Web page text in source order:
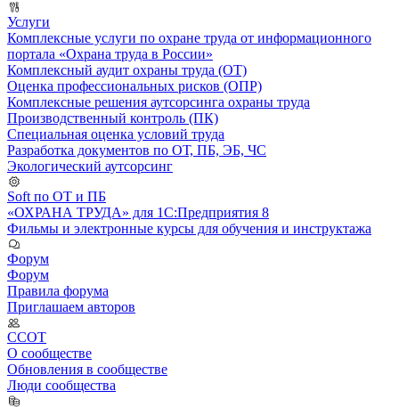
Услуги
Комплексные услуги по охране труда от информационного
портала «Охрана труда в России»
Комплексный аудит охраны труда (ОТ)
Оценка профессиональных рисков (ОПР)
Комплексные решения аутсорсинга охраны труда
Производственный контроль (ПК)
Специальная оценка условий труда
Разработка документов по ОТ, ПБ, ЭБ, ЧС
Экологический аутсорсинг
Soft по ОТ и ПБ
«ОХРАНА ТРУДА» для 1С:Предприятия 8
Фильмы и электронные курсы для обучения и инструктажа
Форум
Форум
Правила форума
Приглашаем авторов
ССОТ
О сообществе
Обновления в сообществе
Люди сообщества